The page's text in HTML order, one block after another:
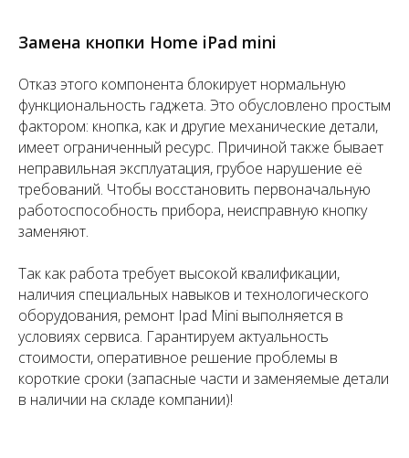
Замена кнопки Home iPad mini
Отказ этого компонента блокирует нормальную
функциональность гаджета. Это обусловлено простым
фактором: кнопка, как и другие механические детали,
имеет ограниченный ресурс. Причиной также бывает
неправильная эксплуатация, грубое нарушение её
требований. Чтобы восстановить первоначальную
работоспособность прибора, неисправную кнопку
заменяют.
Так как работа требует высокой квалификации,
наличия специальных навыков и технологического
оборудования, ремонт Ipad Mini выполняется в
условиях сервиса. Гарантируем актуальность
стоимости, оперативное решение проблемы в
короткие сроки (запасные части и заменяемые детали
в наличии на складе компании)!